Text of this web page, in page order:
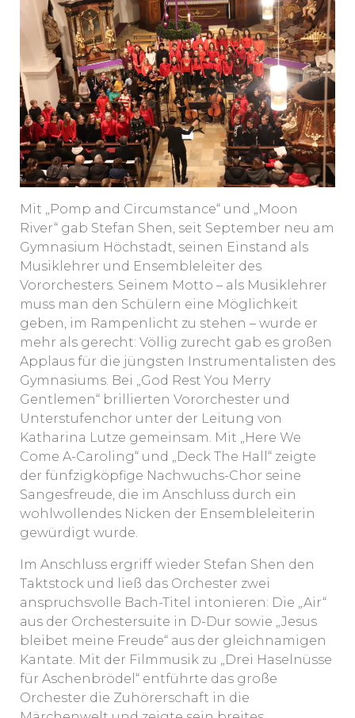
Mit „Pomp and Circumstance“ und „Moon
River“ gab Stefan Shen, seit September neu am
Gymnasium Höchstadt, seinen Einstand als
Musiklehrer und Ensembleleiter des
Vororchesters. Seinem Motto – als Musiklehrer
muss man den Schülern eine Möglichkeit
geben, im Rampenlicht zu stehen – wurde er
mehr als gerecht: Völlig zurecht gab es großen
Applaus für die jüngsten Instrumentalisten des
Gymnasiums. Bei „God Rest You Merry
Gentlemen“ brillierten Vororchester und
Unterstufenchor unter der Leitung von
Katharina Lutze gemeinsam. Mit „Here We
Come A-Caroling“ und „Deck The Hall“ zeigte
der fünfzigköpfige Nachwuchs-Chor seine
Sangesfreude, die im Anschluss durch ein
wohlwollendes Nicken der Ensembleleiterin
gewürdigt wurde.
Im Anschluss ergriff wieder Stefan Shen den
Taktstock und ließ das Orchester zwei
anspruchsvolle Bach-Titel intonieren: Die „Air“
aus der Orchestersuite in D-Dur sowie „Jesus
bleibet meine Freude“ aus der gleichnamigen
Kantate. Mit der Filmmusik zu „Drei Haselnüsse
für Aschenbrödel“ entführte das große
Orchester die Zuhörerschaft in die